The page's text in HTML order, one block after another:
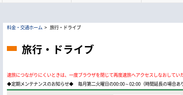
料金・交通ホーム > 旅行・ドライブ
旅行・ドライブ
速旅につながりにくいときは、一度ブラウザを閉じて再度速旅へアクセスしなおしてい
◆定期メンテナンスのお知らせ◆ 毎月第二火曜日の00:00～02:00（時間延長の場合